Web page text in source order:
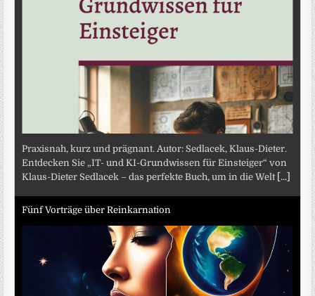
Praxisnah, kurz und prägnant. Autor: Sedlacek, Klaus-Dieter.
Entdecken Sie „IT- und KI-Grundwissen für Einsteiger“ von
Klaus-Dieter Sedlacek – das perfekte Buch, um in die Welt [...]
Fünf Vorträge über Reinkarnation